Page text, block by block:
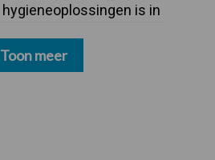
hygieneoplossingen is in
Toon meer